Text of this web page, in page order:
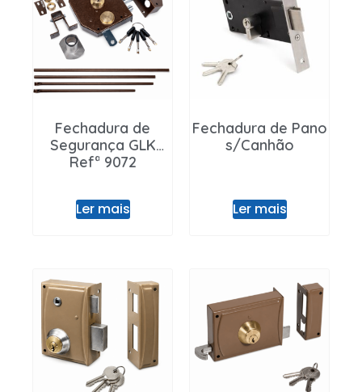
Contactos
Entrar / Registar
Fechadura de
Segurança GLK
Refª 9072
Ler mais
Fechadura de Pano
s/Canhão
Ler mais